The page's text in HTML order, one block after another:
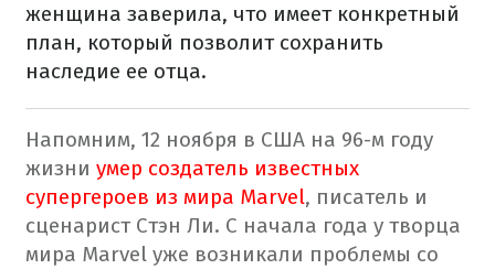
женщина заверила, что имеет конкретный
план, который позволит сохранить
наследие ее отца.
Напомним, 12 ноября в США на 96-м году
жизни умер создатель известных
супергероев из мира Marvel, писатель и
сценарист Стэн Ли. С начала года у творца
мира Marvel уже возникали проблемы со